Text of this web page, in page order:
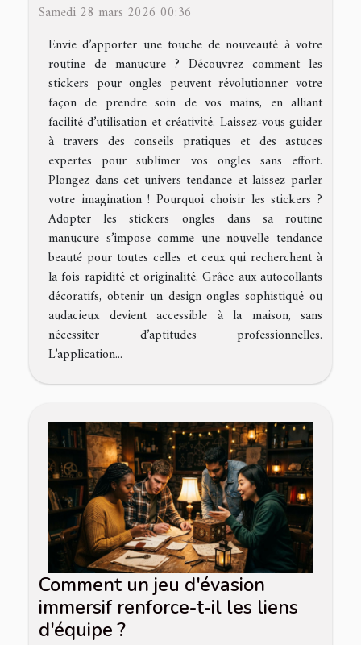
Samedi 28 mars 2026 00:36
Envie d’apporter une touche de nouveauté à votre
routine de manucure ? Découvrez comment les
stickers pour ongles peuvent révolutionner votre
façon de prendre soin de vos mains, en alliant
facilité d’utilisation et créativité. Laissez-vous guider
à travers des conseils pratiques et des astuces
expertes pour sublimer vos ongles sans effort.
Plongez dans cet univers tendance et laissez parler
votre imagination ! Pourquoi choisir les stickers ?
Adopter les stickers ongles dans sa routine
manucure s’impose comme une nouvelle tendance
beauté pour toutes celles et ceux qui recherchent à
la fois rapidité et originalité. Grâce aux autocollants
décoratifs, obtenir un design ongles sophistiqué ou
audacieux devient accessible à la maison, sans
nécessiter d’aptitudes professionnelles.
L’application...
Comment un jeu d'évasion
immersif renforce-t-il les liens
d'équipe ?